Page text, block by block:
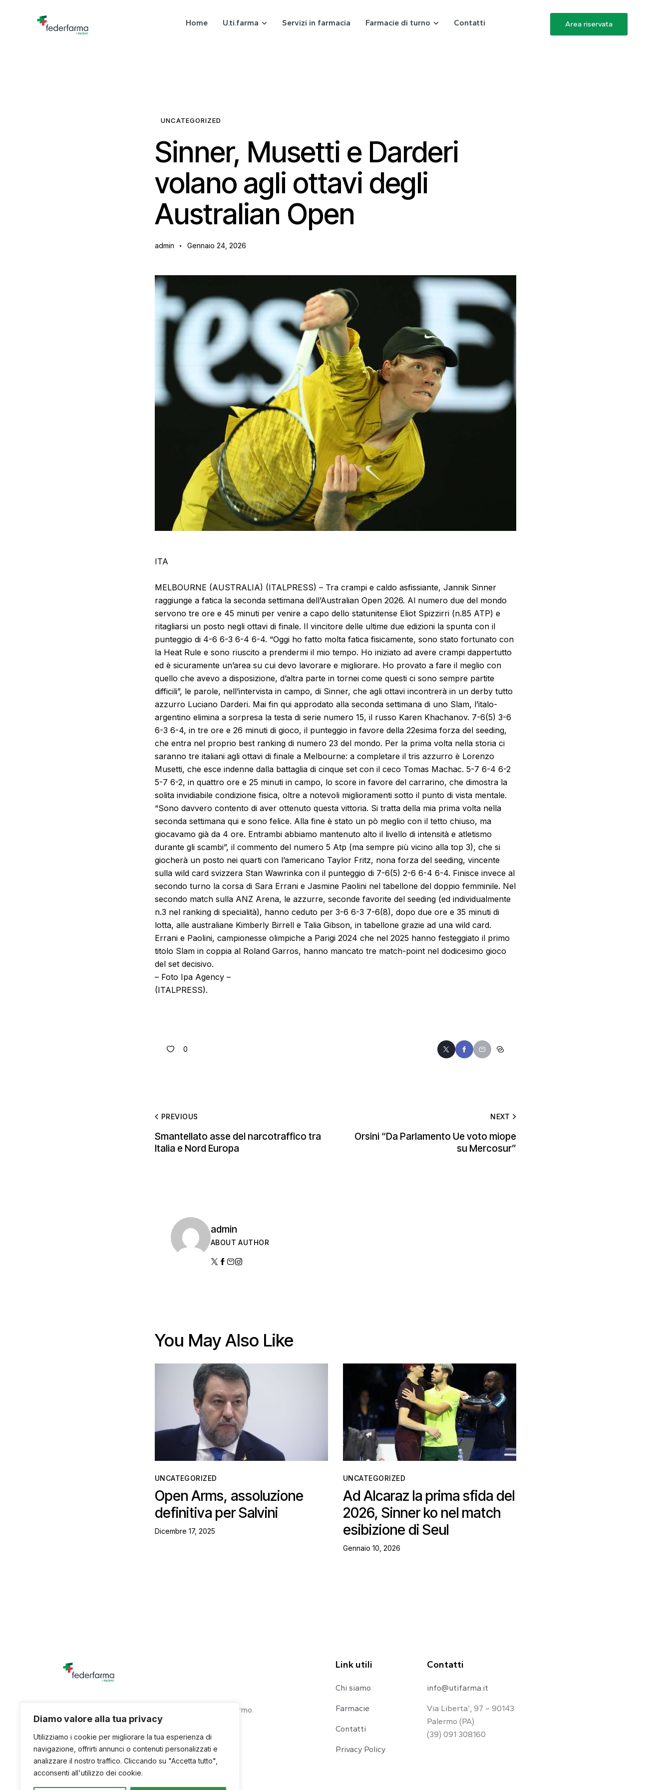
Diamo valore alla tua privacy
Utilizziamo i cookie per migliorare la tua esperienza di
navigazione, offrirti annunci o contenuti personalizzati e
analizzare il nostro traffico. Cliccando su "Accetta tutto",
acconsenti all'utilizzo dei cookie.
Home U.ti.farma Servizi in farmacia Farmacie di turno Contatti Area riservata
UNCATEGORIZED
Sinner, Musetti e Darderi
volano agli ottavi degli
Australian Open
admin Gennaio 24, 2026
ITA
MELBOURNE (AUSTRALIA) (ITALPRESS) – Tra crampi e caldo asfissiante, Jannik Sinner
raggiunge a fatica la seconda settimana dell’Australian Open 2026. Al numero due del mondo
servono tre ore e 45 minuti per venire a capo dello statunitense Eliot Spizzirri (n.85 ATP) e
ritagliarsi un posto negli ottavi di finale. Il vincitore delle ultime due edizioni la spunta con il
punteggio di 4-6 6-3 6-4 6-4. “Oggi ho fatto molta fatica fisicamente, sono stato fortunato con
la Heat Rule e sono riuscito a prendermi il mio tempo. Ho iniziato ad avere crampi dappertutto
ed è sicuramente un’area su cui devo lavorare e migliorare. Ho provato a fare il meglio con
quello che avevo a disposizione, d’altra parte in tornei come questi ci sono sempre partite
difficili”, le parole, nell’intervista in campo, di Sinner, che agli ottavi incontrerà in un derby tutto
azzurro Luciano Darderi. Mai fin qui approdato alla seconda settimana di uno Slam, l’italo-
argentino elimina a sorpresa la testa di serie numero 15, il russo Karen Khachanov. 7-6(5) 3-6
6-3 6-4, in tre ore e 26 minuti di gioco, il punteggio in favore della 22esima forza del seeding,
che entra nel proprio best ranking di numero 23 del mondo. Per la prima volta nella storia ci
saranno tre italiani agli ottavi di finale a Melbourne: a completare il tris azzurro è Lorenzo
Musetti, che esce indenne dalla battaglia di cinque set con il ceco Tomas Machac. 5-7 6-4 6-2
5-7 6-2, in quattro ore e 25 minuti in campo, lo score in favore del carrarino, che dimostra la
solita invidiabile condizione fisica, oltre a notevoli miglioramenti sotto il punto di vista mentale.
“Sono davvero contento di aver ottenuto questa vittoria. Si tratta della mia prima volta nella
seconda settimana qui e sono felice. Alla fine è stato un pò meglio con il tetto chiuso, ma
giocavamo già da 4 ore. Entrambi abbiamo mantenuto alto il livello di intensità e atletismo
durante gli scambi”, il commento del numero 5 Atp (ma sempre più vicino alla top 3), che si
giocherà un posto nei quarti con l’americano Taylor Fritz, nona forza del seeding, vincente
sulla wild card svizzera Stan Wawrinka con il punteggio di 7-6(5) 2-6 6-4 6-4. Finisce invece al
secondo turno la corsa di Sara Errani e Jasmine Paolini nel tabellone del doppio femminile. Nel
secondo match sulla ANZ Arena, le azzurre, seconde favorite del seeding (ed individualmente
n.3 nel ranking di specialità), hanno ceduto per 3-6 6-3 7-6(8), dopo due ore e 35 minuti di
lotta, alle australiane Kimberly Birrell e Talia Gibson, in tabellone grazie ad una wild card.
Errani e Paolini, campionesse olimpiche a Parigi 2024 che nel 2025 hanno festeggiato il primo
titolo Slam in coppia al Roland Garros, hanno mancato tre match-point nel dodicesimo gioco
del set decisivo.
– Foto Ipa Agency –
(ITALPRESS).
0
PREVIOUS
Smantellato asse del narcotraffico tra
Italia e Nord Europa
NEXT
Orsini “Da Parlamento Ue voto miope
su Mercosur”
admin
ABOUT AUTHOR
You May Also Like
UNCATEGORIZED
Open Arms, assoluzione
definitiva per Salvini
Dicembre 17, 2025
UNCATEGORIZED
Ad Alcaraz la prima sfida del
2026, Sinner ko nel match
esibizione di Seul
Gennaio 10, 2026
Unione titolari di farmacia della provincia di Palermo.
Link utili
Chi siamo
Farmacie
Contatti
Privacy Policy
Contatti
info@utifarma.it
Via Liberta’, 97 – 90143
Palermo (PA)
(39) 091 308160